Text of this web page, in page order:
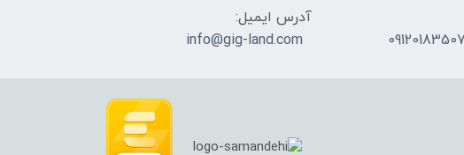
آدرس ایمیل:
info@gig-land.com